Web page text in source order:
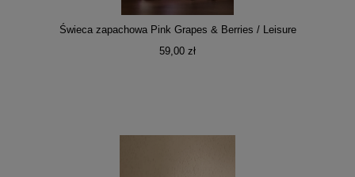
Świeca zapachowa Pink Grapes & Berries / Leisure
59,00 zł